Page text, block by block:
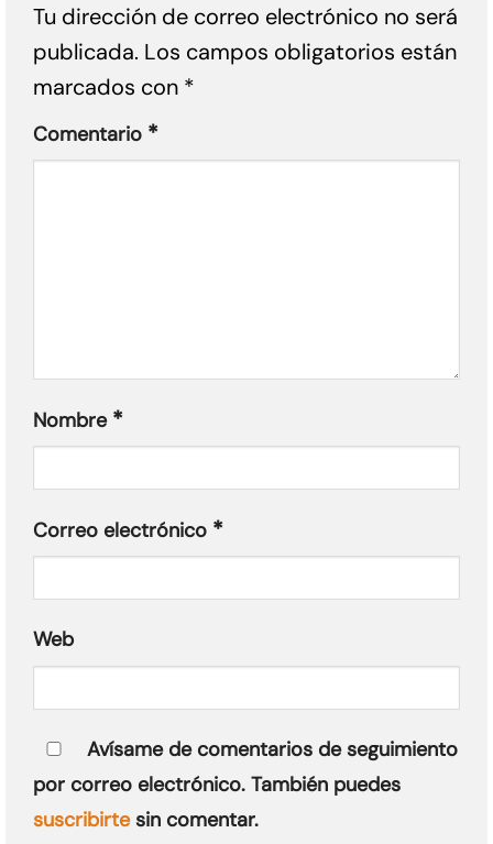
Tu dirección de correo electrónico no será
publicada. Los campos obligatorios están
marcados con *
Comentario *
Nombre *
Correo electrónico *
Web
Avísame de comentarios de seguimiento
por correo electrónico. También puedes
suscribirtesin comentar.